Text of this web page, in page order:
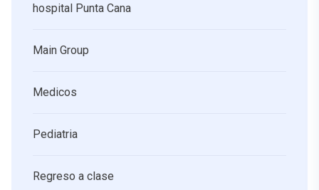
hospital Punta Cana
Main Group
Medicos
Pediatria
Regreso a clase